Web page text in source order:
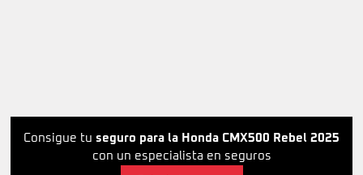
Consigue tu seguro para la Honda CMX500 Rebel 2025
con un especialista en seguros